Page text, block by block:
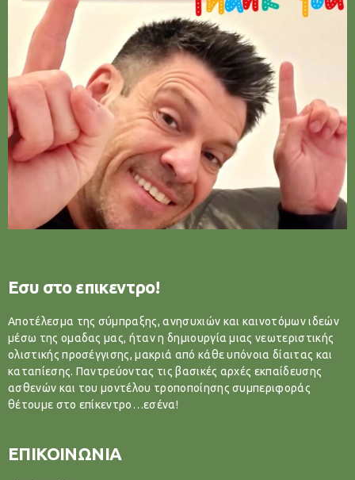
Εσυ στο επικεντρο!
Αποτέλεσμα της σύμπραξης, ανησυχιών και καινοτόμων ιδεών
μέσω της ομαδας μας, ήταν η δημιουργία μιας νεωτεριστικής
ολιστικής προσέγγισης, μακριά από κάθε υπόνοια δίαιτας και
καταπίεσης. Παντρεύοντας τις βασικές αρχές εκπαίδευσης
ασθενών και του μοντέλου τροποποίησης συμπεριφοράς
θέτουμε στο επίκεντρο…εσένα!
ΕΠΙΚΟΙΝΩΝΙΑ